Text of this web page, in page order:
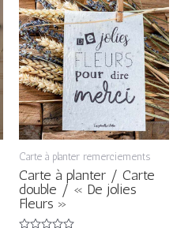
Carte à planter remerciements
Carte à planter / Carte
double / « De jolies
Fleurs »